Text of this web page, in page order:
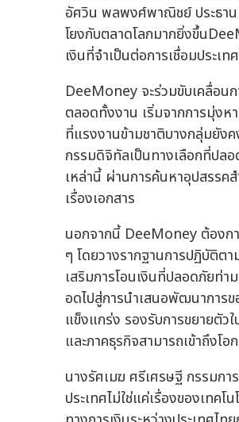
อัศวิน พลพงศ์พาณิชย์ ประธาน
โยงกับตลาดโลกมากยิ่งขึ้น
เงินที่จำเป็นต่อการเชื่อมประเ
DeeMoney จะร่วมขับเคลื่อน
ตลอดทั้งงาน เริ่มจากการมุ่งห
ที่แรงงานข้ามชาติบางกลุ่มยัง
กรรมดิจิทัลเป็นทางเลือกที่ปลอ
เหล่านี้ ผ่านการค้นหาอุปสรรค
เรื่องเอกสาร
นอกจากนี้ DeeMoney ต้องกา
ๆ โดยวางรากฐานการปฏิบัติต
เสริมการโอนเงินที่ปลอดภัยท่
อดไปสู่การนำเสนอพัฒนาการข
แข็งแกร่ง รองรับการขยายตัว
และภาคธุรกิจสามารถเข้าถึงโอ
นางรัศเมฆ ศรีเศรษฐี กรรมก
ประเทศไม่ใช่แค่เรื่องของเทค